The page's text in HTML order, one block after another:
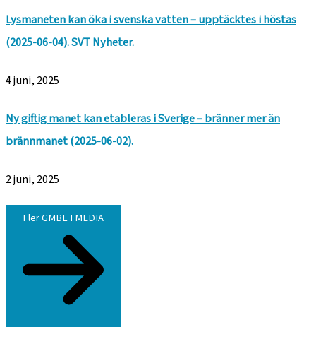
Lysmaneten kan öka i svenska vatten – upptäcktes i höstas
(2025-06-04). SVT Nyheter.
4 juni, 2025
Ny giftig manet kan etableras i Sverige – bränner mer än
brännmanet (2025-06-02).
2 juni, 2025
Fler GMBL I MEDIA